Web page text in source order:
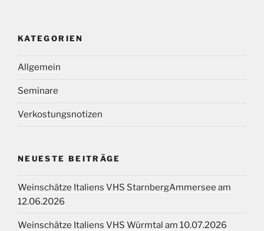
KATEGORIEN
Allgemein
Seminare
Verkostungsnotizen
NEUESTE BEITRÄGE
Weinschätze Italiens VHS StarnbergAmmersee am
12.06.2026
Weinschätze Italiens VHS Würmtal am 10.07.2026